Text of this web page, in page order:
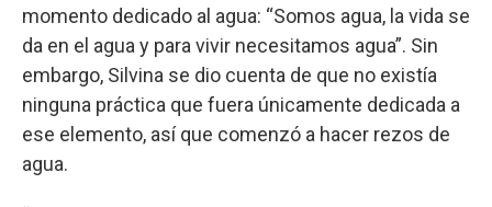
momento dedicado al agua: “Somos agua, la vida se
da en el agua y para vivir necesitamos agua”. Sin
embargo, Silvina se dio cuenta de que no existía
ninguna práctica que fuera únicamente dedicada a
ese elemento, así que comenzó a hacer rezos de
agua.